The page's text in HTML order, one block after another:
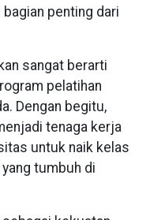
penting dari
sangat berarti
pelatihan
Dengan begitu,
tenaga kerja
untuk naik kelas
tumbuh di